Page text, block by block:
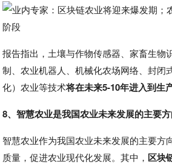
报告指出，土壤与作物传感器、家畜生物
制、农业机器人、机械化农场网络、封闭
化）农业等技术将在未来5-10年进入到生
8、智慧农业是我国农业未来发展的主要
智慧农业作为我国农业未来发展的主要方
质量，促进农业现代化发展。其中， 区块